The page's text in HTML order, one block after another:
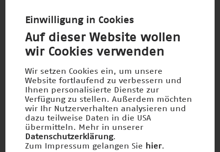
Papierherstellung
Einwilligung in Cookies
Auf dieser Website wollen
wir Cookies verwenden
Wir setzen Cookies ein, um unsere
Website fortlaufend zu verbessern und
Ihnen personalisierte Dienste zur
Verfügung zu stellen. Außerdem möchten
wir Ihr Nutzerverhalten analysieren und
dazu teilweise Daten in die USA
übermitteln. Mehr in unserer
Datenschutzerklärung.
Zum Impressum gelangen Sie
hier